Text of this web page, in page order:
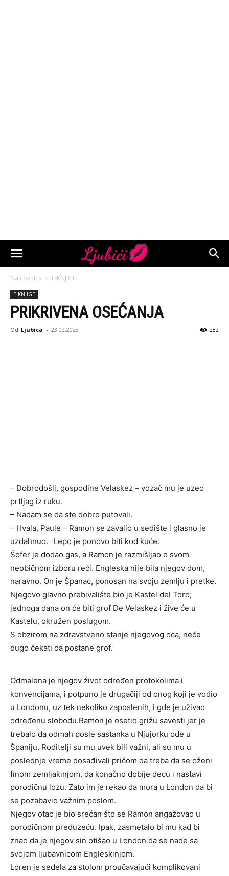
Naslovnica E-KNJIGE
E-KNJIGE
PRIKRIVENA OSEĆANJA
Od Ljubica - 23.02.2023 282
– Dobrodošli, gospodine Velaskez – vozač mu je uzeo
prtljag iz ruku.
– Nadam se da ste dobro putovali.
– Hvala, Paule – Ramon se zavalio u sedište i glasno je
uzdahnuo. -Lepo je ponovo biti kod kuće.
Šofer je dodao gas, a Ramon je razmišljao o svom
neobičnom izboru reči. Engleska nije bila njegov dom,
naravno. On je Španac, ponosan na svoju zemlju i pretke.
Njegovo glavno prebivalište bio je Kastel del Toro;
jednoga dana on će biti grof De Velaskez i žive će u
Kastelu, okružen poslugom.
S obzirom na zdravstveno stanje njegovog oca, neće
dugo čekati da postane grof.
Odmalena je njegov život određen protokolima i
konvencijama, i potpuno je drugačiji od onog koji je vodio
u Londonu, uz tek nekoliko zaposlenih, i gde je uživao
određenu slobodu.Ramon je osetio grižu savesti jer je
trebalo da odmah posle sastanka u Njujorku ode u
Španiju. Roditelji su mu uvek bili važni, ali su mu u
poslednje vreme dosađivali pričom da treba da se oženi
finom zemljakinjom, da konačno dobije decu i nastavi
porodičnu lozu. Zato im je rekao da mora u London da bi
se pozabavio važnim poslom.
Njegov otac je bio srećan što se Ramon angažovao u
porodičnom preduzeću. Ipak, zasmetalo bi mu kad bi
znao da je njegov sin otišao u London da se nade sa
svojom ljubavnicom Engleskinjom.
Loren je sedela za stolom proučavajući komplikovani